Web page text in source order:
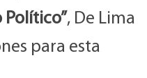
Político”, De Lima
para esta